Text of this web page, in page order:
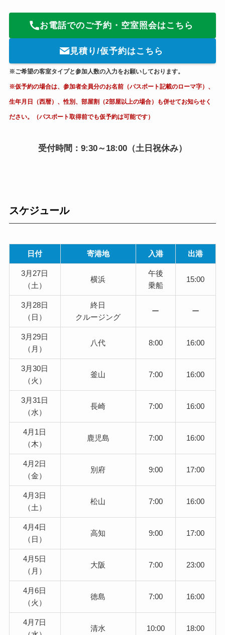
お電話でのご予約・空室照会はこちら
見積り/仮予約はこちら
※ご希望の客室タイプと参加人数の入力をお願いしております。
※仮予約の場合は、参加者全員分のお名前（パスポート記載のローマ字）、
生年月日（西暦）、性別、部屋割（2部屋以上の場合）も併せてお知らせく
ださい。（パスポート取得前でも仮予約は可能です）
受付時間：9:30～18:00（土日祝休み）
スケジュール
日付 寄港地 入港 出港
3月27日
（土）
横浜
午後
乗船
15:00
3月28日
（日）
終日
クルージング
ー ー
3月29日
（月）
八代 8:00 16:00
3月30日
（火）
釜山 7:00 16:00
3月31日
（水）
長崎 7:00 16:00
4月1日
（木）
鹿児島 7:00 16:00
4月2日
（金）
別府 9:00 17:00
4月3日
（土）
松山 7:00 16:00
4月4日
（日）
高知 9:00 17:00
4月5日
（月）
大阪 7:00 23:00
4月6日
（火）
徳島 7:00 16:00
4月7日
清水 10:00 18:00